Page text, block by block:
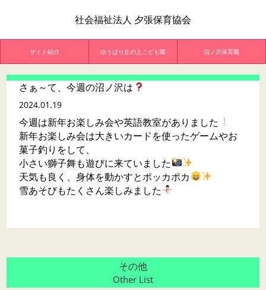
社会福祉法人 夕張保育協会
サイト紹介 ゆうばり丘の上こども園 沼ノ沢保育園
さぁ～て、今週の沼ノ沢は
2024.01.19
今週は新年お楽しみ会や英語教室がありました
新年お楽しみ会は大きいカードを使ったゲームやお
菓子釣りをして、
小さい獅子舞も遊びに来ていました
天気も良く、身体を動かすとポッカポカ
雪あそびもたくさん楽しみました
その他
Other List